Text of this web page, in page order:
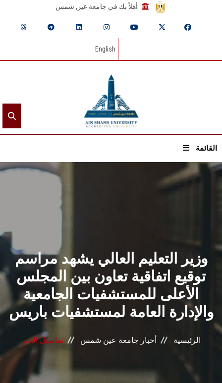
أهلاً بك في جامعة عين شمس
English
القائمة
القطاعـات
الشئون الأكاديمية
البحث العلمي
الرعاية الصحية
المراكز والوحدات
الأنظمة الذكية
وزير التعليم العالي يشهد مراسم
توقيع اتفاقية تعاون بين المجلس
الأعلى للمستشفيات الجامعية
والإدارة العامة لمستشفيات باريس
الرئيسية أخبار جامعة عين شمس تفاصيل الخبر